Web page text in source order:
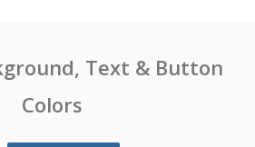
Text & Button
Colors